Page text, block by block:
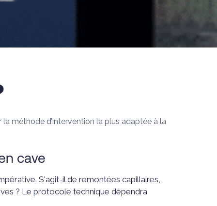
méthode d’intervention la plus adaptée à la
cave
S'agit-il de remontées capillaires,
? Le protocole technique dépendra